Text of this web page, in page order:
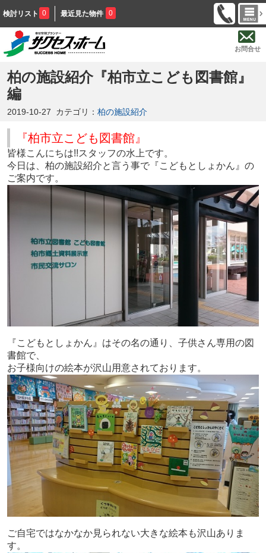
検討リスト 0 最近見た物件 0
お問合せ
柏の施設紹介『柏市立こども図書館』
編
2019-10-27 カテゴリ： 柏の施設紹介
『柏市立こども図書館』
皆様こんにちは!!スタッフの水上です。
今日は、柏の施設紹介と言う事で『こどもとしょかん』の
ご案内です。
『こどもとしょかん』はその名の通り、子供さん専用の図
書館で、
お子様向けの絵本が沢山用意されております。
ご自宅ではなかなか見られない大きな絵本も沢山ありま
す。